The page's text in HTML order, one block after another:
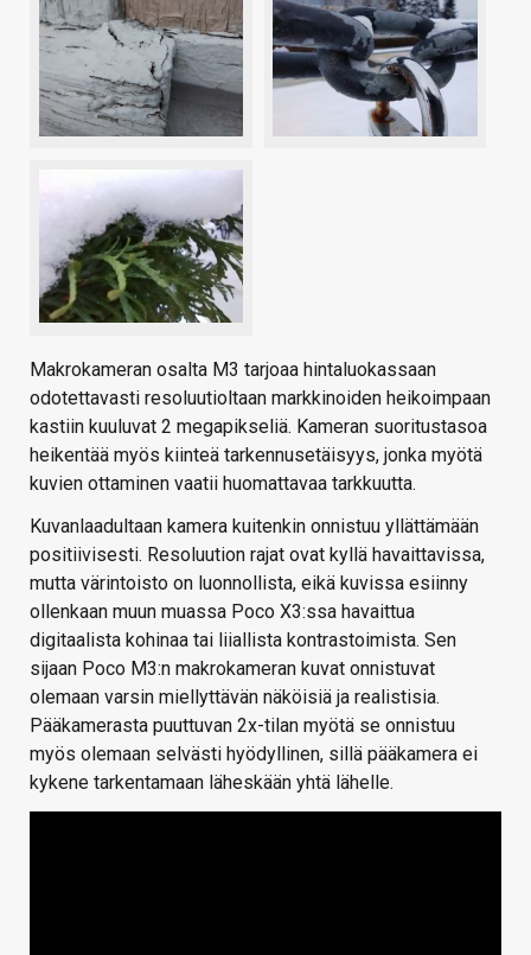
Makrokameran osalta M3 tarjoaa hintaluokassaan
odotettavasti resoluutioltaan markkinoiden heikoimpaan
kastiin kuuluvat 2 megapikseliä. Kameran suoritustasoa
heikentää myös kiinteä tarkennusetäisyys, jonka myötä
kuvien ottaminen vaatii huomattavaa tarkkuutta.
Kuvanlaadultaan kamera kuitenkin onnistuu yllättämään
positiivisesti. Resoluution rajat ovat kyllä havaittavissa,
mutta värintoisto on luonnollista, eikä kuvissa esiinny
ollenkaan muun muassa Poco X3:ssa havaittua
digitaalista kohinaa tai liiallista kontrastoimista. Sen
sijaan Poco M3:n makrokameran kuvat onnistuvat
olemaan varsin miellyttävän näköisiä ja realistisia.
Pääkamerasta puuttuvan 2x-tilan myötä se onnistuu
myös olemaan selvästi hyödyllinen, sillä pääkamera ei
kykene tarkentamaan läheskään yhtä lähelle.